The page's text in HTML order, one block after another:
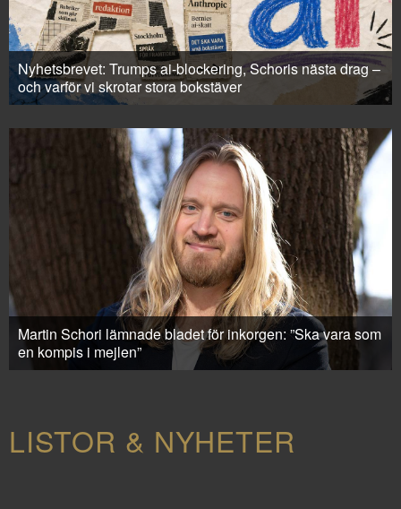
Nyhetsbrevet: Trumps ai-blockering, Schoris nästa drag –
och varför vi skrotar stora bokstäver
Martin Schori lämnade bladet för inkorgen: ”Ska vara som
en kompis i mejlen”
LISTOR & NYHETER